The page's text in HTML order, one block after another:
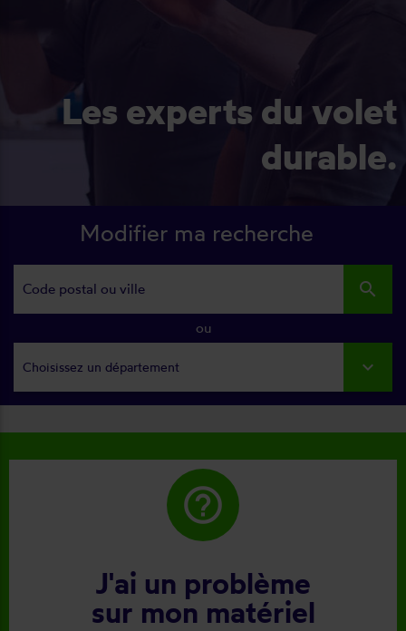
Les experts du volet
durable.
Modifier ma recherche
search
ou
Choisissez un département
help_outline
J'ai un problème
sur mon matériel